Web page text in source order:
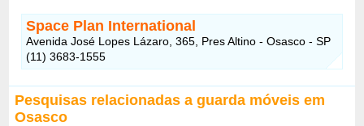
Space Plan International
Avenida José Lopes Lázaro, 365, Pres Altino - Osasco - SP
(11) 3683-1555
Pesquisas relacionadas a guarda móveis em
Osasco